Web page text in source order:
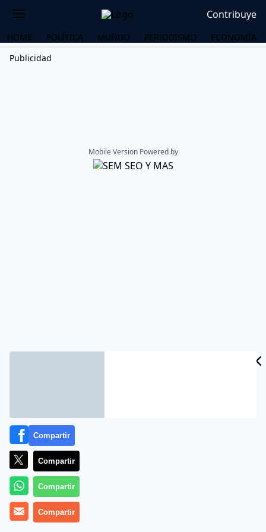
Contribuye
HOME POLÍTICA MUNDO PERIODISMO
ECONOMÍA
Publicidad
Mobile Version Powered by
Compartir
Compartir
Compartir
Compartir